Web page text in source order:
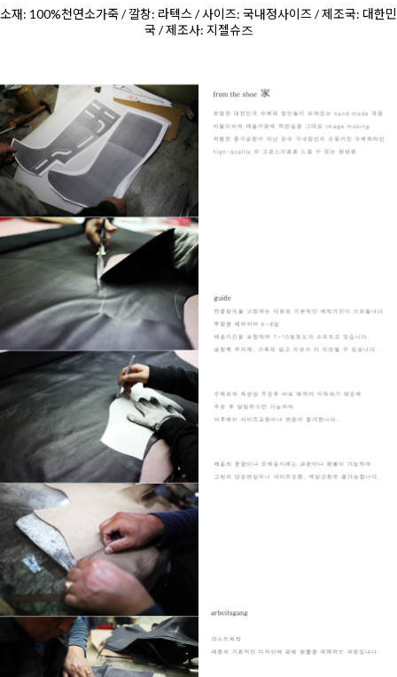
소재: 100%천연소가죽 / 깔창: 라텍스 / 사이즈: 국내정사이즈 / 제조국: 대한민
국 / 제조사: 지젤슈즈